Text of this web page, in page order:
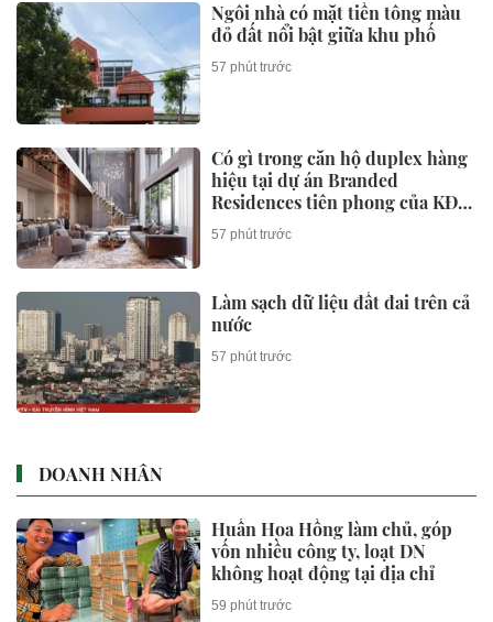
Ngôi nhà có mặt tiền tông màu
đỏ đất nổi bật giữa khu phố
57 phút trước
Có gì trong căn hộ duplex hàng
hiệu tại dự án Branded
Residences tiên phong của KĐT
Ciputra?
57 phút trước
Làm sạch dữ liệu đất đai trên cả
nước
57 phút trước
DOANH NHÂN
Huấn Hoa Hồng làm chủ, góp
vốn nhiều công ty, loạt DN
không hoạt động tại địa chỉ
59 phút trước